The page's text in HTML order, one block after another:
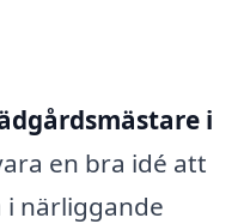
i
en bra idé att
i närliggande